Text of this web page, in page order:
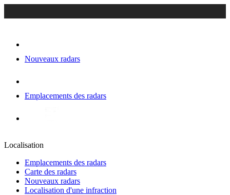
Nouveaux radars
Emplacements des radars
Localisation
Emplacements des radars
Carte des radars
Nouveaux radars
Localisation d'une infraction